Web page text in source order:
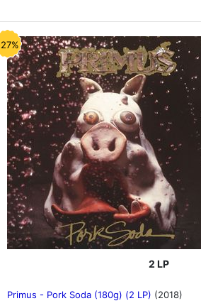
2 LP
Primus - Pork Soda (180g) (2 LP) (2018)